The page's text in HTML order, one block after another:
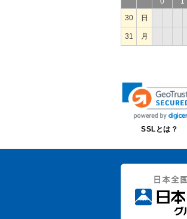
30
日
31 月
SSLとは？